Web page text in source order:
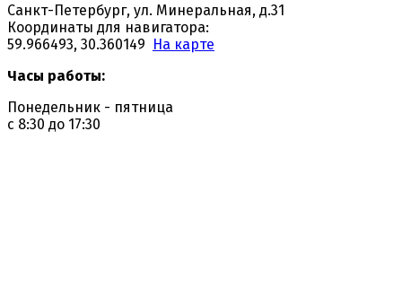
Санкт-Петербург, ул. Минеральная, д.31
Координаты для навигатора:
59.966493, 30.360149 На карте
Часы работы:
Понедельник - пятница
с 8:30 до 17:30